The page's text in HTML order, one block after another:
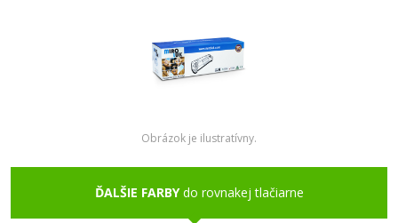
Obrázok je ilustratívny.
ĎALŠIE FARBYdo rovnakej tlačiarne